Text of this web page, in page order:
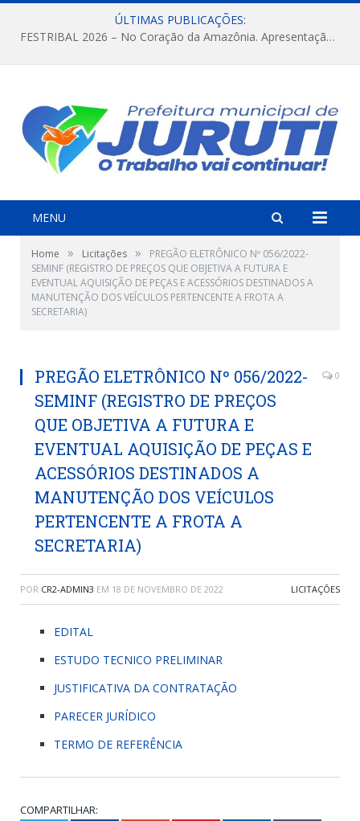
ÚLTIMAS PUBLICAÇÕES:
FESTRIBAL 2026 – No Coração da Amazônia. Apresentação da Munduruku.
MENU
Home » Licitações »
PREGÃO ELETRÔNICO Nº 056/2022-
SEMINF (REGISTRO DE PREÇOS QUE OBJETIVA A FUTURA E
EVENTUAL AQUISIÇÃO DE PEÇAS E ACESSÓRIOS DESTINADOS A
MANUTENÇÃO DOS VEÍCULOS PERTENCENTE A FROTA A
SECRETARIA)
PREGÃO ELETRÔNICO Nº 056/2022-
SEMINF (REGISTRO DE PREÇOS
QUE OBJETIVA A FUTURA E
EVENTUAL AQUISIÇÃO DE PEÇAS E
ACESSÓRIOS DESTINADOS A
MANUTENÇÃO DOS VEÍCULOS
PERTENCENTE A FROTA A
SECRETARIA)
0
POR CR2-ADMIN3 EM 18 DE NOVEMBRO DE 2022 LICITAÇÕES
EDITAL
ESTUDO TECNICO PRELIMINAR
JUSTIFICATIVA DA CONTRATAÇÃO
PARECER JURÍDICO
TERMO DE REFERÊNCIA
COMPARTILHAR: